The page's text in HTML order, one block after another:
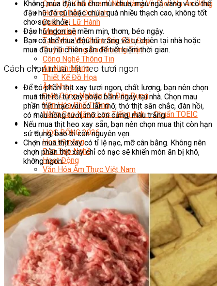
Quản Lý Kinh Doanh Nhà Hàng Và Dịch Vụ Ăn Uống
Hướng Dẫn Du Lịch
Quản Trị Lữ Hành
Marketing
Tạo Mẫu Và Chăm Sóc Sắc Đẹp
Truyền Thông Đa Phương Tiện
Công Nghệ Thông Tin
An Ninh Mạng
Thiết Kế Đồ Họa
Âm Nhạc
Điện Công Nghiệp Và Dân Dụng
Văn Hóa Phổ Thông
Nâng Cao Năng Lực Tiếng Anh – Chuẩn TOEIC
Tin Tức
HỌC BỔNG 2026
Học kỹ năng
Đào Tạo Nghề
Hoạt Động
Văn Hóa Ẩm Thực Việt Nam
Sự Kiện Hướng Nghiệp Á Âu
Siêu Thị ĐVP Market
Chưa có sản phẩm trong giỏ hàng.
Giỏ hàng
Không mua đậu hũ cho mùi chua, màu ngả vàng vì có thể
đậu hũ đã cũ hoặc chứa quá nhiều thạch cao, không tốt
cho sức khỏe.
Đậu hũ ngon sẽ mềm mịn, thơm, béo ngậy.
Bạn có thể mua đậu hũ trắng về tự chiên tại nhà hoặc
mua đậu hũ chiên sẵn để tiết kiệm thời gian.
Cách chọn mua thịt heo tươi ngon
Để có phần thịt xay tươi ngon, chất lượng, bạn nên chọn
mua thịt rồi tự xay hoặc bằm ngay tại nhà. Chọn mau
phần thịt mạc vai có lẫn mỡ, thớ thịt săn chắc, đàn hồi,
có màu hồng tươi, mỡ còn cứng, màu trắng.
Nếu mua thịt heo xay sẵn, bạn nên chọn mua thịt còn hạn
sử dụng, bao bì còn nguyên vẹn.
Chọn mua thịt xay có tỉ lệ nạc, mỡ cân bằng. Không nên
chọn phần thịt xay chỉ có nạc sẽ khiến món ăn bị khô,
không ngon.